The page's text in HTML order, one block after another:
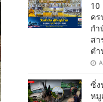
10
คร
ก
สา
ตำ
ซิ่ง
หมู